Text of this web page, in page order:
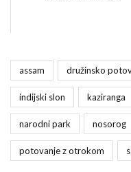
assam družinsko
indijski slon kaziranga
narodni park nosorog
potovanje z otrokom